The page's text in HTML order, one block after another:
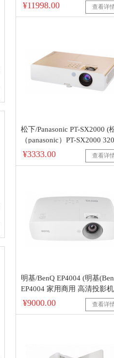
¥11998.00 查看详
松下/Panasonic PT-SX2000 (
（panasonic）PT-SX2000
明商务投影仪 家用办公投影
¥3333.00 查看详
明基/BenQ EP4004 (明基
EP4004 家用商用 高清投影
1080P全高清 蓝光3D）)
¥9000.00 查看详